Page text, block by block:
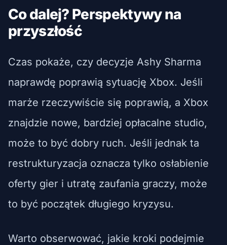
Co dalej? Perspektywy na
przyszłość
Czas pokaże, czy decyzje Ashy Sharma
naprawdę poprawią sytuację Xbox. Jeśli
marże rzeczywiście się poprawią, a Xbox
znajdzie nowe, bardziej opłacalne studio,
może to być dobry ruch. Jeśli jednak ta
restrukturyzacja oznacza tylko osłabienie
oferty gier i utratę zaufania graczy, może
to być początek długiego kryzysu.
Warto obserwować, jakie kroki podejmie